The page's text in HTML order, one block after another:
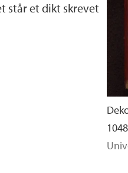
står et dikt skrevet